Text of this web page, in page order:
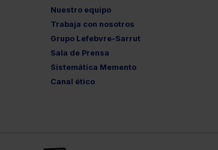
Nuestro equipo
Trabaja con nosotros
Grupo Lefebvre-Sarrut
Sala de Prensa
Sistemática Memento
Canal ético